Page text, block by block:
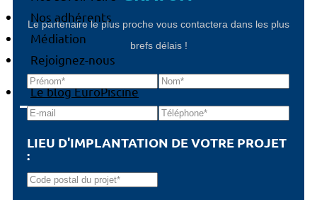
Nos adhérents
Médiation
Rejoignez-nous
Le blog EuroPiscine
Le partenaire le plus proche vous contactera dans les plus
brefs délais !
LIEU D'IMPLANTATION DE VOTRE PROJET
: